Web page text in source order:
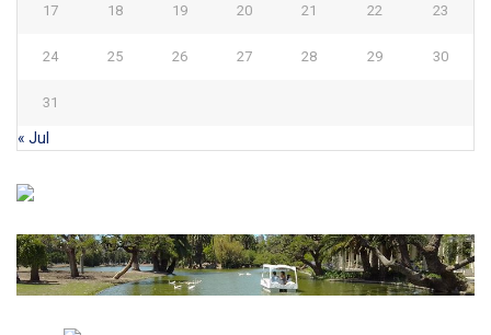
17 18 19 20 21 22 23
24 25 26 27 28 29 30
31
« Jul